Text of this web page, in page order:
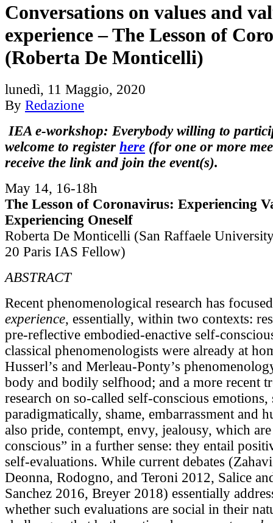
Conversations on values and
experience – The Lesson of
(Roberta De Monticelli)
lunedì, 11 Maggio, 2020
By Redazione
IEA e-workshop: Everybody willing to
welcome to register here (for one or more
receive the link and join the event(s).
May 14, 16-18h
The Lesson of Coronavirus: Experiencing
Experiencing Oneself
Roberta De Monticelli (San Raffaele
20 Paris IAS Fellow)
ABSTRACT
Recent phenomenological research has
experience, essentially, within two contexts:
pre-reflective embodied-enactive self-
classical phenomenologists were already at
Husserl’s and Merleau-Ponty’s
body and bodily selfhood; and a more recent
research on so-called self-conscious emotions,
paradigmatically, shame, embarrassment and
also pride, contempt, envy, jealousy, which
conscious” in a further sense: they entail
self-evaluations. While current debates
Deonna, Rodogno, and Teroni 2012, Salice
Sanchez 2016, Breyer 2018) essentially
whether such evaluations are social in their